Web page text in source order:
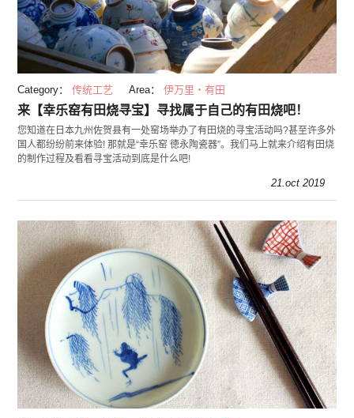
Category： 传统工艺 Area： 伊万里・有田
来【幸乐窑有田烧寻宝】寻找属于自己的有田烧吧！
您知道在日本九州佐贺县有一处窑场举办了有田烧的寻宝活动吗?甚至许多外
国人都纷纷前来体验! 那就是“幸乐窑 徳永陶瓷器”。我们马上就来介绍有田烧
的制作过程及看看寻宝活动到底是什么吧!
21.oct 2019